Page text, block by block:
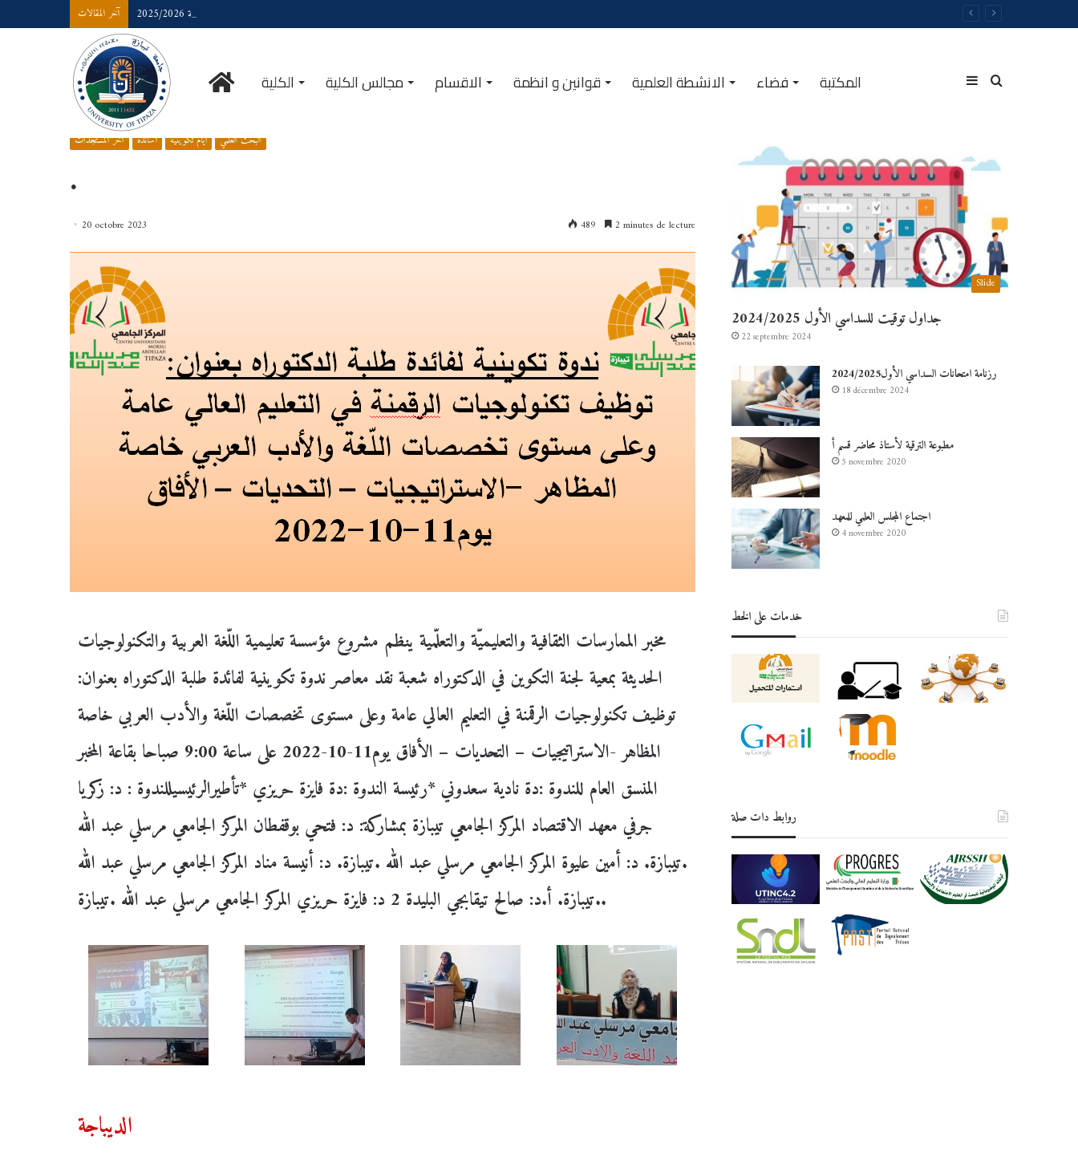
آخر المقالات رزنامة_امتحانات _السداسيات_الزوجية 2025/2026
الكلية مجالس الكلية الاقسام قوانين و انظمة الانشطة العلمية فضاء المكتبة
Accueil/آخر المستجدات
آخر المستجدات أساتذة أيام تكوينية البحث العلمي
.
20 octobre 2023 489 2 minutes de lecture
مخبر الممارسات الثقافية والتعليميّة والتعلّمية ينظم مشروع مؤسسة تعليمية اللّغة العربية والتكنولوجيات
الحديثة بمعية لجنة التكوين في الدكتوراه شعبة نقد معاصر ندوة تكوينية لفائدة طلبة الدكتوراه بعنوان:
توظيف تكنولوجيات الرقمنة في التعليم العالي عامة وعلى مستوى تخصصات اللّغة والأدب العربي خاصة
المظاهر -الاستراتيجيات – التحديات – الأفاق يوم11-10-2022 على ساعة 9:00 صباحا بقاعة المخبر
المنسق العام للندوة :دة نادية سعدوني *رئيسة الندوة :دة فايزة حريزي *تأطيرالرئيسيللندوة : د: زكريا
جرفي معهد الاقتصاد المركز الجامعي تيبازة بمشاركة: د: فتحي بوقفطان المركز الجامعي مرسلي عبد الله
.تيبازة. د: أمين عليوة المركز الجامعي مرسلي عبد الله .تيبازة. د: أنيسة مناد المركز الجامعي مرسلي عبد الله
.تيبازة. أ.د: صالح تيقابجي البليدة 2 د: فايزة حريزي المركز الجامعي مرسلي عبد الله .تيبازة.
الديباجة
Slide
جداول توقيت للسداسي الأول 2024/2025
22 septembre 2024
رزنامة امتحانات السداسي الأول2024/2025
18 décembre 2024
مطبوعة الترقية لأستاذ محاضر قسم أ
5 novembre 2020
اجتماع المجلس العلمي للمعهد
4 novembre 2020
خدمات على الخط
روابط دات صلة